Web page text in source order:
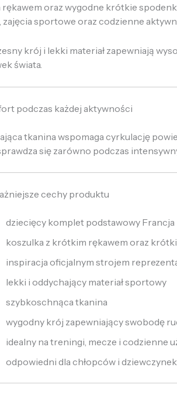
oraz wygodne krótkie
zajęcia sportowe oraz codzienne
krój i lekki materiał zapewniają
świata.
podczas każdej aktywności
tkanina wspomaga cyrkulację
się zarówno podczas
cechy produktu
dziecięcy komplet podstawowy Francja
koszulka z krótkim rękawem oraz
inspiracja oficjalnym strojem
lekki i oddychający materiał sportowy
szybkoschnąca tkanina
wygodny krój zapewniający swobodę
idealny na treningi, mecze i codzienne
odpowiedni dla chłopców i dziewczynek